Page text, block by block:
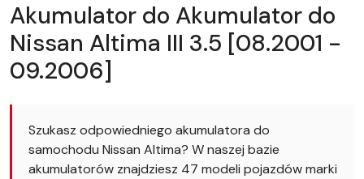
Akumulator do Akumulator do
Nissan Altima III 3.5 [08.2001 -
09.2006]
Szukasz odpowiedniego akumulatora do
samochodu Nissan Altima? W naszej bazie
akumulatorów znajdziesz 47 modeli pojazdów marki